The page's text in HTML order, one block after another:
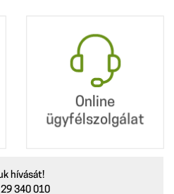
Online
ügyfélszolgálat
Online
ügyfélszolgálat
hívását!
340 010